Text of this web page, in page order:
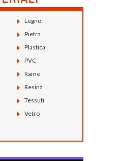
Legno
Pietra
Plastica
PVC
Rame
Resina
Tessuti
Vetro